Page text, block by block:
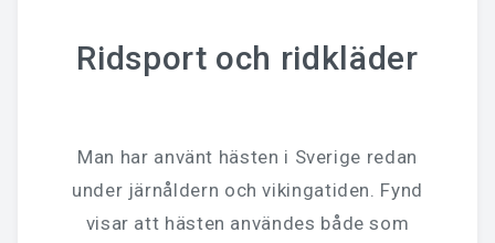
Ridsport och ridkläder
Man har använt hästen i Sverige redan
under järnåldern och vikingatiden. Fynd
visar att hästen användes både som